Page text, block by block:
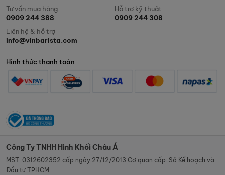
Tư vấn mua hàng
0909 244 388
Hỗ trợ kỹ thuật
0909 244 308
Liên hệ & hỗ trợ
info@vinbarista.com
Hình thức thanh toán
Công Ty TNHH Hình Khối Châu Á
MST: 0312602352 cấp ngày 27/12/2013 Cơ quan cấp: Sở Kế hoạch và
Đầu tư TPHCM